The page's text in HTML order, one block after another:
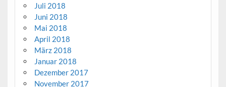
Juli 2018
Juni 2018
Mai 2018
April 2018
März 2018
Januar 2018
Dezember 2017
November 2017